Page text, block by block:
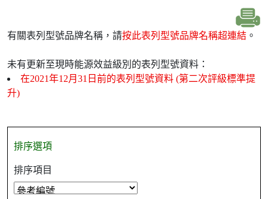
有關表列型號品牌名稱，請按此表列型號品牌名稱超連結 。
未有更新至現時能源效益級別的表列型號資料：
在2021年12月31日前的表列型號資料 (第二次評級標準提
升)
排序選項
排序項目